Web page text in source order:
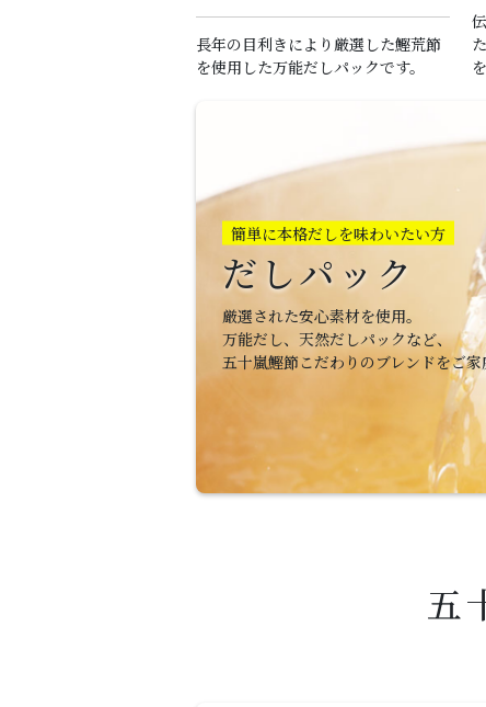
長年の目利きにより厳選した鰹荒節
を使用した万能だしパックです。
簡単に本格だしを味わいたい方
だしパック
厳選された安心素材を使用。
万能だし、天然だしパックなど、
五十嵐鰹節こだわりのブレンドをご
五